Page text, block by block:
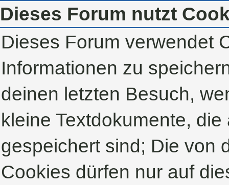
Dieses Forum nutzt
Dieses Forum verwendet
Informationen zu
deinen letzten Besuch,
kleine Textdokumente,
gespeichert sind; Die von
Cookies dürfen nur auf